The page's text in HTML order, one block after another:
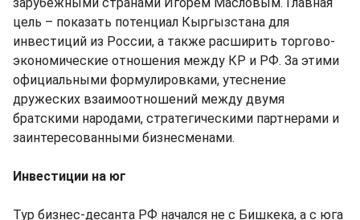
зарубежными странами Игорем Масловым. Главная
цель – показать потенциал Кыргызстана для
инвестиций из России, а также расширить торгово-
экономические отношения между КР и РФ. За этими
официальными формулировками, утеснение
дружеских взаимоотношений между двумя
братскими народами, стратегическими партнерами и
заинтересованными бизнесменами.
Инвестиции на юг
Тур бизнес-десанта РФ начался не с Бишкека, а с юга